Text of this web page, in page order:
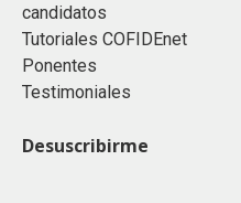
candidatos
Tutoriales COFIDEnet
Ponentes
Testimoniales
Desuscribirme